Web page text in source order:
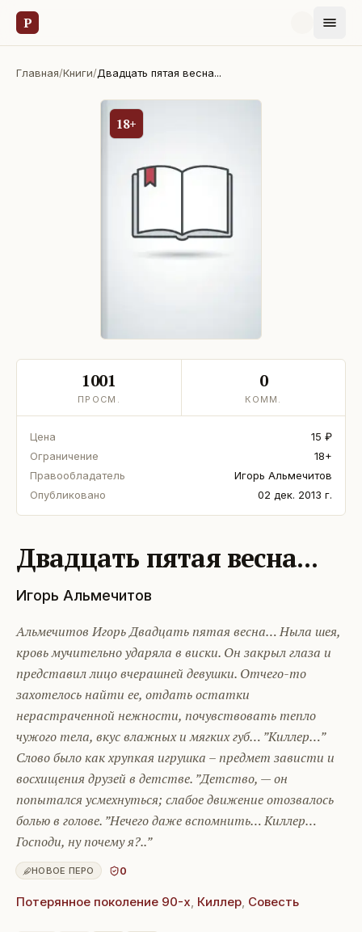
Р
Главная/Книги/Двадцать пятая весна...
18+
1001
ПРОСМ.
0
КОММ.
Цена
15 ₽
Ограничение
18+
Правообладатель
Игорь Альмечитов
Опубликовано
02 дек. 2013 г.
Двадцать пятая весна...
Игорь Альмечитов
Альмечитов Игорь Двадцать пятая весна… Ныла шея,
кровь мучительно ударяла в виски. Он закрыл глаза и
представил лицо вчерашней девушки. Отчего-то
захотелось найти ее, отдать остатки
нерастраченной нежности, почувствовать тепло
чужого тела, вкус влажных и мягких губ… ”Киллер…”
Слово было как хрупкая игрушка – предмет зависти и
восхищения друзей в детстве. ”Детство, — он
попытался усмехнуться; слабое движение отозвалось
болью в голове. ”Нечего даже вспомнить… Киллер…
Господи, ну почему я?..”
НОВОЕ ПЕРО 0
Потерянное поколение 90-х, Киллер, Совесть